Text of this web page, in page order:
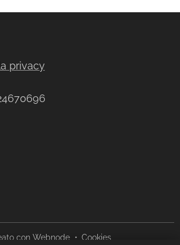
privacy
con Webnode Cookies